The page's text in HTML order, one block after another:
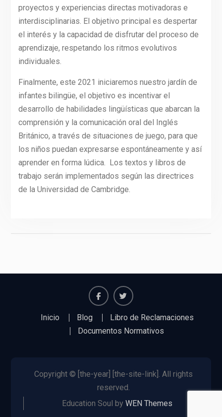
proyectos y experiencias directas motivadoras e
interdisciplinarias. El objetivo principal es despertar
el interés y la capacidad de disfrutar del proceso de
aprendizaje, respetando los ritmos evolutivos
individuales.
Finalmente, este 2021 iniciaremos nuestro jardín de
infantes bilingüe, el objetivo es incentivar el
desarrollo de habilidades lingüísticas que abarcan la
comprensión y la comunicación oral del Inglés
Británico, a través de situaciones de juego, para que
los niños puedan expresarse espontáneamente y así
aprender en forma lúdica. Los textos y libros de
trabajo serán implementados según las directrices
de la Universidad de Cambridge.
Inicio Blog
Libro de Reclamaciones
Documentos Normativos
Copyright © [the-year] [the-site-link]. All rights
reserved.
Education Soul byWEN Themes